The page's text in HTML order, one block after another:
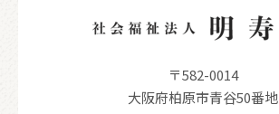
〒582-0014
大阪府柏原市青谷50番地